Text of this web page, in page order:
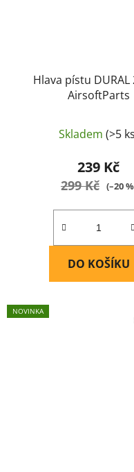
Hlava pístu DURAL
AirsoftParts
Skladem (>5
239 Kč
299 Kč (–20
DO KOŠÍKU
NOVINKA